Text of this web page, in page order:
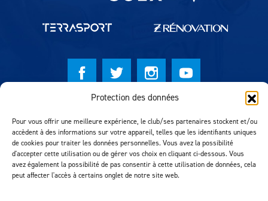
Protection des données
Pour vous offrir une meilleure expérience, le club/ses partenaires stockent et/ou
accèdent à des informations sur votre appareil, telles que les identifiants uniques
de cookies pour traiter les données personnelles. Vous avez la possibilité
d'accepter cette utilisation ou de gérer vos choix en cliquant ci-dessous. Vous
avez également la possibilité de pas consentir à cette utilisation de données, cela
peut affecter l'accès à certains onglet de notre site web.
Réalisation MTM Agency